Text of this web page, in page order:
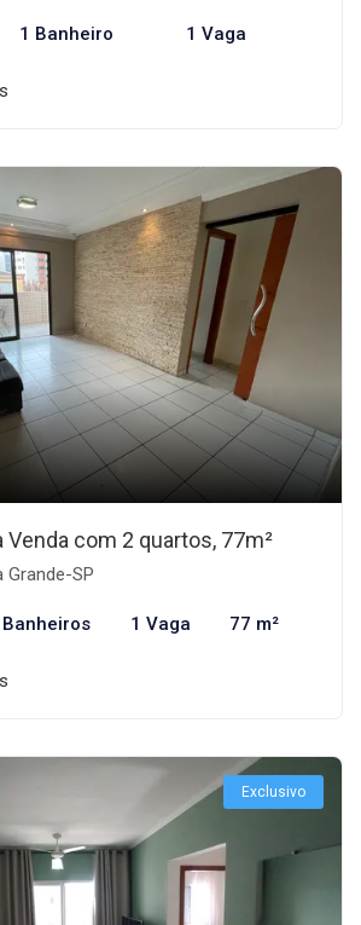
1 Banheiro 1 Vaga
Venda com 2 quartos, 77m²
Grande-SP
Banheiros 1 Vaga 77 m²
Exclusivo